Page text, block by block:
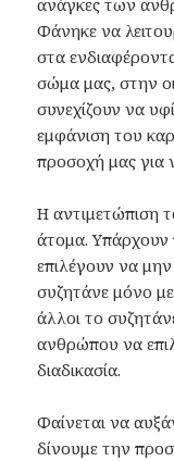
Φάνηκε να
στα
σώμα μας, στην
συνεχίζουν να
εμφάνιση του
προσοχή μας για
Η αντιμετώπιση
άτομα. Υπάρχουν
επιλέγουν να
συζητάνε μόνο
άλλοι το
ανθρώπου να
διαδικασία.
Φαίνεται να
δίνουμε την